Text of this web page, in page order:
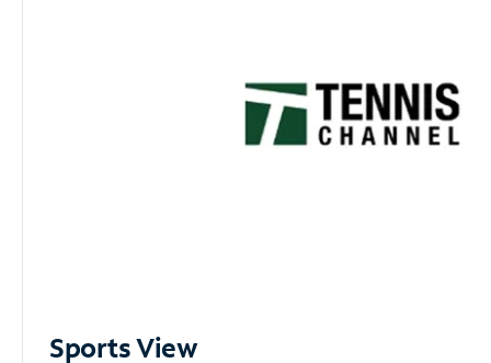
Sports View